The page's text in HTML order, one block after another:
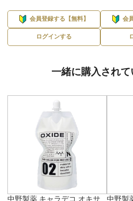
会員登録する【無料】
ログインする
会
一緒に購入され
中野製薬 キャラデコ オキサ 中野製